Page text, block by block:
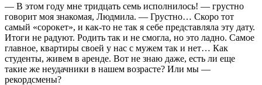
— В этом году мне тридцать семь исполнилось! — грустно
говорит моя знакомая, Людмила. — Грустно… Скоро тот
самый «сорокет», и как-то не так я себе представляла эту дату.
Итоги не радуют. Родить так и не смогла, но это ладно. Самое
главное, квартиры своей у нас с мужем так и нет… Как
студенты, живем в аренде. Вот не знаю даже, есть ли еще
такие же неудачники в нашем возрасте? Или мы —
рекордсмены?